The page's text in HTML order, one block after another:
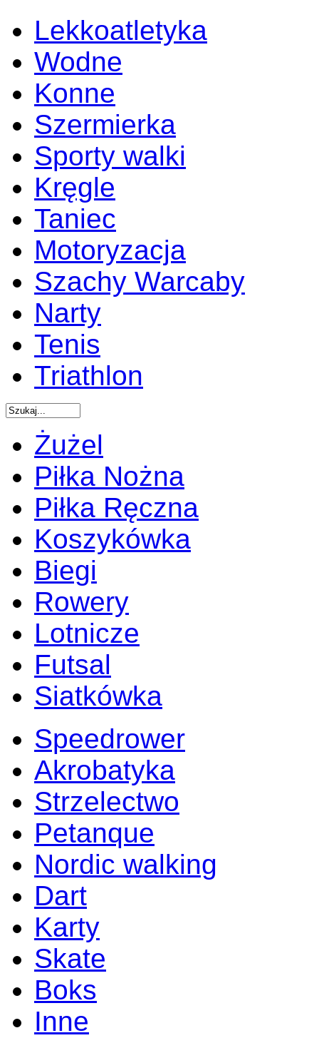
Lekkoatletyka
Wodne
Konne
Szermierka
Sporty walki
Kręgle
Taniec
Motoryzacja
Szachy Warcaby
Narty
Tenis
Triathlon
Żużel
Piłka Nożna
Piłka Ręczna
Koszykówka
Biegi
Rowery
Lotnicze
Futsal
Siatkówka
Speedrower
Akrobatyka
Strzelectwo
Petanque
Nordic walking
Dart
Karty
Skate
Boks
Inne